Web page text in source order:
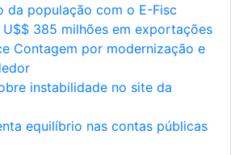
da população com o E-Fisc
385 milhões em exportações
Contagem por modernização e
instabilidade no site da
equilíbrio nas contas públicas